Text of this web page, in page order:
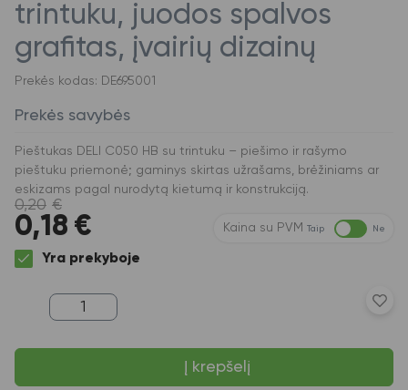
trintuku, juodos spalvos
grafitas, įvairių dizainų
Prekės kodas: DE695001
Prekės savybės
Pieštukas DELI C050 HB su trintuku – piešimo ir rašymo
pieštuku priemonė; gaminys skirtas užrašams, brėžiniams ar
eskizams pagal nurodytą kietumą ir konstrukciją.
0,20 €
0,18 € Kaina su PVM Taip Ne
Yra prekyboje
produkto
kiekis:
DELI
HB
Į krepšelį